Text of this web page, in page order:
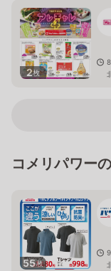
2枚
コメリパワー
55枚